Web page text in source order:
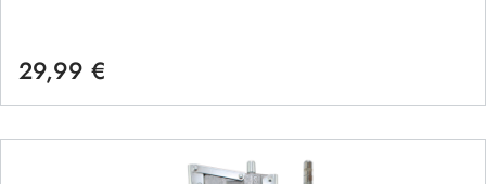
Regulärer Preis:
29,99 €